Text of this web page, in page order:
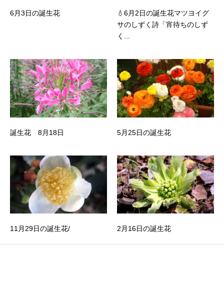
6月3日の誕生花
💧6月2日の誕生花マツヨイグ
サのしずく詩「宵待ちのしず
く...
誕生花 8月18日 5月25日の誕生花
11月29日の誕生花/ 2月16日の誕生花